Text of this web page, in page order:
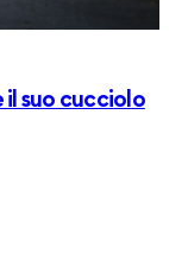
suo cucciolo